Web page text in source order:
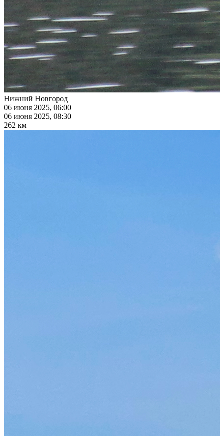
Нижний Новгород
06 июня 2025, 06:00
06 июня 2025, 08:30
262 км